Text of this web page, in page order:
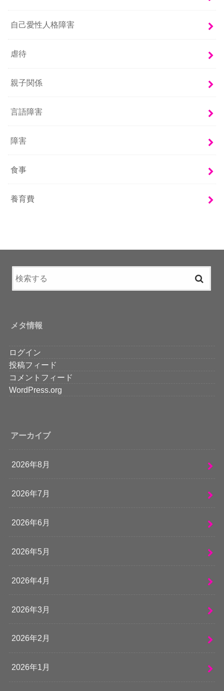
自己愛性人格障害
虐待
親子関係
言語障害
障害
食事
養育費
メタ情報
ログイン
投稿フィード
コメントフィード
WordPress.org
アーカイブ
2026年8月
2026年7月
2026年6月
2026年5月
2026年4月
2026年3月
2026年2月
2026年1月